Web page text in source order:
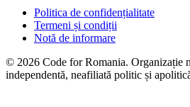
Politica de confidențialitate
Termeni și condiții
Notă de informare
© 2026 Code for Romania. Organizație
independentă, neafiliată politic și